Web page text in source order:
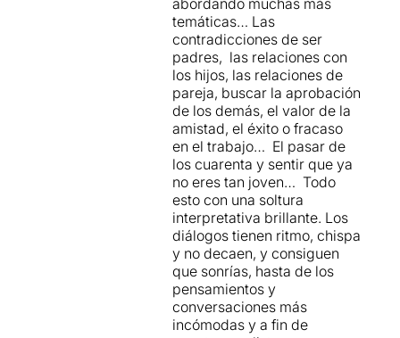
poco creíble en algún
detalle por exigencias del
guión: quizás se exageran
en exceso determinadas
escenas con el objetivo de
poner de manifiesto aquella
frustración escondida que
más temprano que tarde
debía salir.
De la Flyhard al Teatro
Borràs. Un recorrido que,
por reiteración, es preludio
de un éxito reforzado por el
triunfo que le precede y por
la respuesta masiva, puntual
y leal de la audiencia. El
boca-oreja garantizará que
haciendo compañía y
provocando sonrisas.
conBiel Duranvan entrando
y saliendo de la sorpresa a
la estupefacción, del
descubrimiento a la
tranquilidad que da la
catarsis colectiva. Magnífica
interpretación de los cuatro.
No hay que decir que las
interpretaciones son la clave
de este tipo de obras, y en
este caso no podía ser
menos.Biel Durani
Francesc Ferrer explotan
toda su experiencia actoral y
nos brindan momentos
magníficos, a pesar de que
Laura PauyÁngela
Cervantesconstituyen toda
una sorpresa. En definitiva,
un grupo compacto y con
mucha complicidad
escénica.
abordando muchas más
temáticas… Las
contradicciones de ser
padres, las relaciones con
los hijos, las relaciones de
pareja, buscar la aprobación
de los demás, el valor de la
amistad, el éxito o fracaso
en el trabajo… El pasar de
los cuarenta y sentir que ya
no eres tan joven… Todo
esto con una soltura
interpretativa brillante. Los
diálogos tienen ritmo, chispa
y no decaen, y consiguen
que sonrías, hasta de los
pensamientos y
conversaciones más
incómodas y a fin de